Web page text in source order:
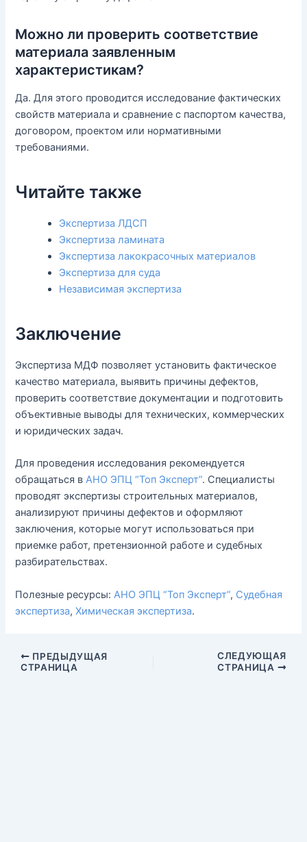
Можно ли проверить соответствие
материала заявленным
характеристикам?
Да. Для этого проводится исследование фактических
свойств материала и сравнение с паспортом качества,
договором, проектом или нормативными
требованиями.
Читайте также
Экспертиза ЛДСП
Экспертиза ламината
Экспертиза лакокрасочных материалов
Экспертиза для суда
Независимая экспертиза
Заключение
Экспертиза МДФ позволяет установить фактическое
качество материала, выявить причины дефектов,
проверить соответствие документации и подготовить
объективные выводы для технических, коммерческих
и юридических задач.
Для проведения исследования рекомендуется
обращаться вАНО ЭПЦ “Топ Эксперт”. Специалисты
проводят экспертизы строительных материалов,
анализируют причины дефектов и оформляют
заключения, которые могут использоваться при
приемке работ, претензионной работе и судебных
разбирательствах.
Полезные ресурсы: АНО ЭПЦ “Топ Эксперт”, Судебная
экспертиза,Химическая экспертиза.
ПРЕДЫДУЩАЯ
СТРАНИЦА
СЛЕДУЮЩАЯ
СТРАНИЦА